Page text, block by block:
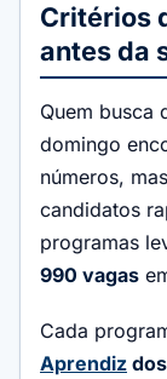
Critérios
antes da
Quem busca
domingo
números,
candidatos
programas
990 vagas
Cada
Aprendiz